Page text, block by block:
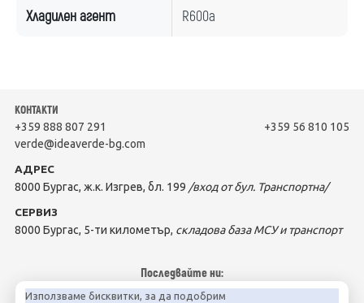
Използваме бисквитки, за да подобрим
Хладилен агент R600a
КОНТАКТИ
+359 888 807 291
+359 56 810 105
verde@ideaverde-bg.com
АДРЕС
8000 Бургас, ж.к. Изгрев, бл. 199 /вход от бул. Транспортна/
СЕРВИЗ
8000 Бургас, 5-ти километър, складова база МСУ и транспорт
Последвайте ни: